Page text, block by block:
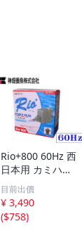
Rio+800 60Hz 西
日本用 カミハタ
リオプラス 水中
ポンプ 水替え排
水用 パワーヘッ
ド 淡水 海水 酸素
目前出價
¥ 3,490
($758)